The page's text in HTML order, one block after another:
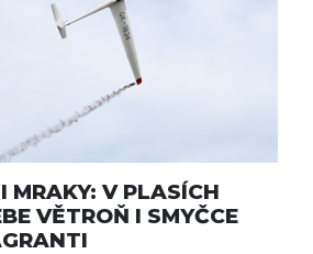
MRAKY: V PLASÍCH
VĚTROŇ I SMYČCE